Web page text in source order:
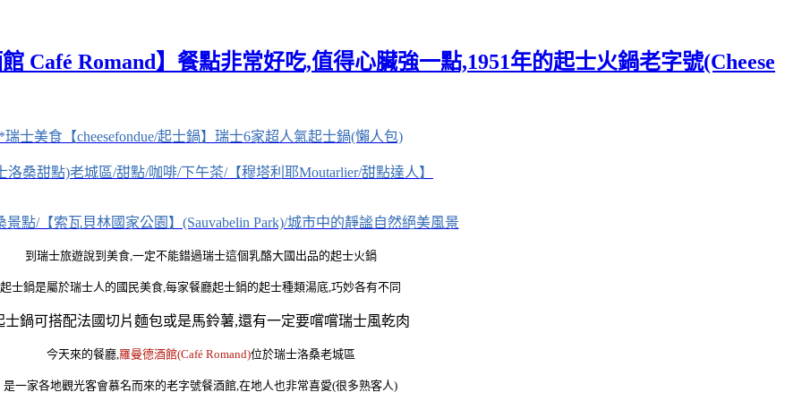
Café Romand】餐點非常好吃,值得心臟強一點,1951年的起士火鍋老字號(Cheese
瑞士美食【cheesefondue/起士鍋】瑞士6家超人氣起士鍋(懶人包)
洛桑甜點)老城區/甜點/咖啡/下午茶/【穆塔利耶Moutarlier/甜點達人】
點/【索瓦貝林國家公園】(Sauvabelin Park)/城市中的靜謐自然絕美風景
到瑞士旅遊說到美食,一定不能錯過瑞士這個乳酪大國出品的起士火鍋
起士鍋是屬於瑞士人的國民美食,每家餐廳起士鍋的起士種類湯底,巧妙各有不同
士鍋可搭配法國切片麵包或是馬鈴薯,還有一定要嚐嚐瑞士風乾肉
今天來的餐廳, 羅曼德酒館(Café Romand)位於瑞士洛桑老城區
是一家各地觀光客會慕名而來的老字號餐酒館,在地人也非常喜愛(很多熟客人)